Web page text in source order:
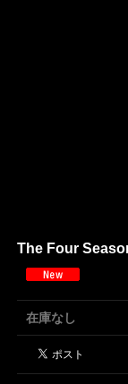
The Four
在庫なし